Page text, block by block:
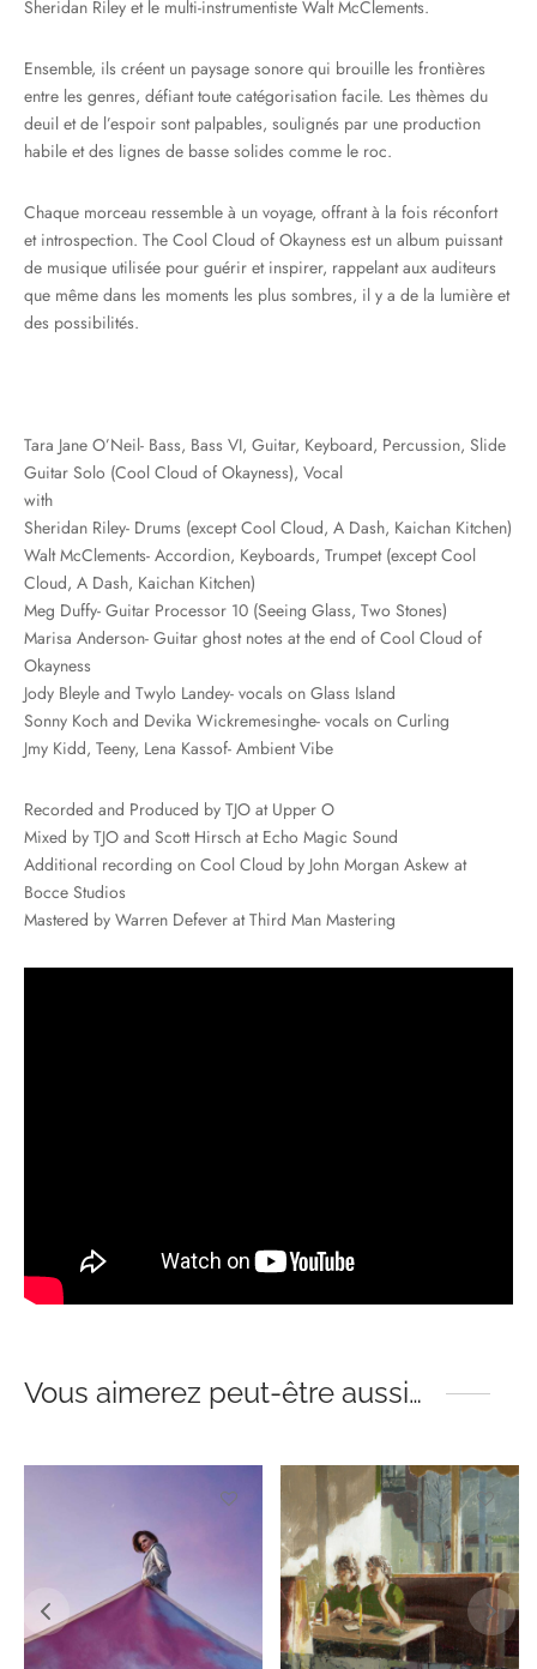
Sheridan Riley et le multi-instrumentiste Walt McClements.
Ensemble, ils créent un paysage sonore qui brouille les frontières
entre les genres, défiant toute catégorisation facile. Les thèmes du
deuil et de l’espoir sont palpables, soulignés par une production
habile et des lignes de basse solides comme le roc.
Chaque morceau ressemble à un voyage, offrant à la fois réconfort
et introspection. The Cool Cloud of Okayness est un album puissant
de musique utilisée pour guérir et inspirer, rappelant aux auditeurs
que même dans les moments les plus sombres, il y a de la lumière et
des possibilités.
Tara Jane O’Neil- Bass, Bass VI, Guitar, Keyboard, Percussion, Slide
Guitar Solo (Cool Cloud of Okayness), Vocal
with
Sheridan Riley- Drums (except Cool Cloud, A Dash, Kaichan Kitchen)
Walt McClements- Accordion, Keyboards, Trumpet (except Cool
Cloud, A Dash, Kaichan Kitchen)
Meg Duffy- Guitar Processor 10 (Seeing Glass, Two Stones)
Marisa Anderson- Guitar ghost notes at the end of Cool Cloud of
Okayness
Jody Bleyle and Twylo Landey- vocals on Glass Island
Sonny Koch and Devika Wickremesinghe- vocals on Curling
Jmy Kidd, Teeny, Lena Kassof- Ambient Vibe
Recorded and Produced by TJO at Upper O
Mixed by TJO and Scott Hirsch at Echo Magic Sound
Additional recording on Cool Cloud by John Morgan Askew at
Bocce Studios
Mastered by Warren Defever at Third Man Mastering
Vous aimerez peut-être aussi…